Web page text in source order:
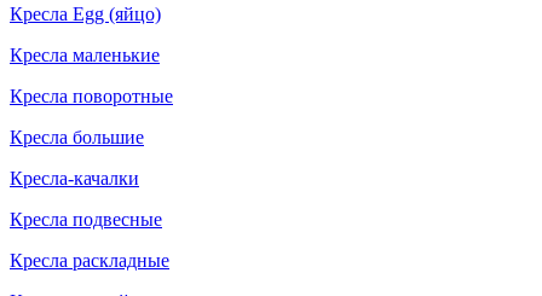
Кресла Egg (яйцо)
Кресла маленькие
Кресла поворотные
Кресла большие
Кресла-качалки
Кресла подвесные
Кресла раскладные